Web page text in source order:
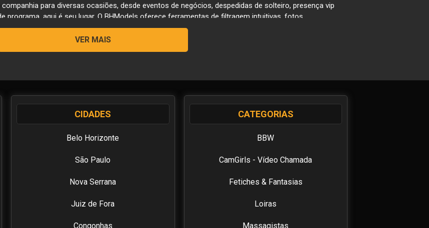
para diversas ocasiões, desde eventos de negócios, despedidas de solteiro, presença vip
aqui é seu lugar. O BHModels oferece ferramentas de filtragem intuitivas, fotos
em nossa Timeline. Você vai encontrar com facilidade a garota que procura, que atenda às suas
é garantir discrição, elevada qualidade e autenticidade dos anúncios apresentados. Incentivamos
o mundo de experiências exclusivas que agora estão ao seu alcance.
de uso em nossa plataforma, o BHModels busca divulgar as mais belas acompanhantes de luxo,
Horizonte e região. Além de Gp´s das principais cidades e capitais do Brasil. Quer diversão e
tem as mulheres mais lindas, aqui você conhece modelos, massagistas, suggar baby,
que realmente sabem fazer o Job. Encontre no BHModels as mais belas acompanhantes de BH
de luxo de BH, e temos as mais gostosas garotas de programa de Belo Horizonte
morenas, ruivas, mulatas, negras, orientais, e até mesmo as famosas presença vip. Seja qual
VER MAIS
CIDADES
Belo Horizonte
São Paulo
Nova Serrana
Juiz de Fora
Congonhas
CATEGORIAS
BBW
CamGirls - Vídeo Chamada
Fetiches & Fantasias
Loiras
Massagistas